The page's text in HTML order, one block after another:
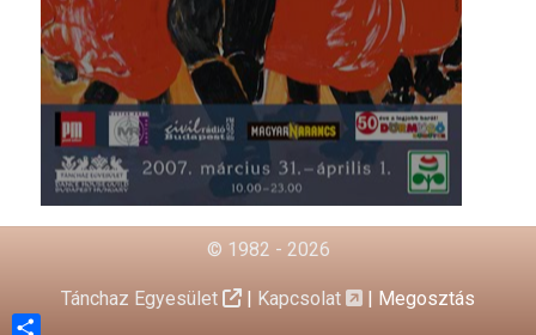
© 1982 - 2026
Tánchaz Egyesület | Kapcsolat | Megosztás